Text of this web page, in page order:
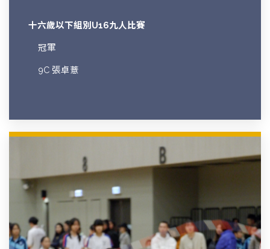
十六歲以下組別U16九人比賽
冠軍
9C 張卓薏